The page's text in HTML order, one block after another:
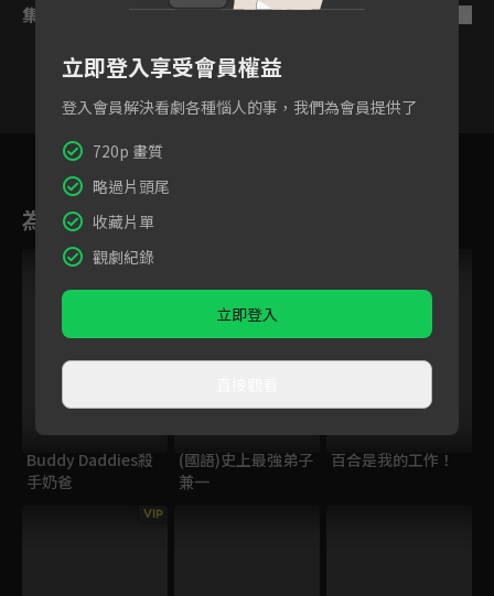
集數列表
61 62
為您推薦
Buddy Daddies殺
手奶爸
(國語)史上最強弟子
兼一
百合是我的工作！
VIP
立即登入享受會員權益
登入會員解決看劇各種惱人的事，我們為會員提供了
720p 畫質
略過片頭尾
收藏片單
觀劇紀錄
立即登入